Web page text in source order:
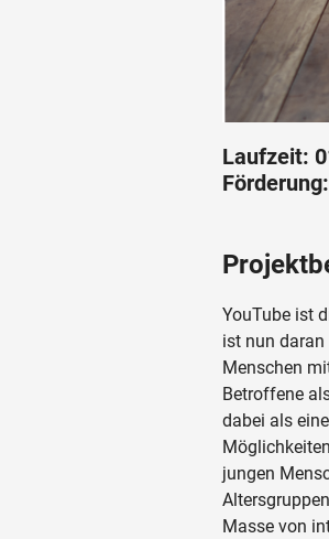
Laufzeit:
YouTube ist
ist nun daran
Menschen
Betroffene
dabei als
jungen
Masse von